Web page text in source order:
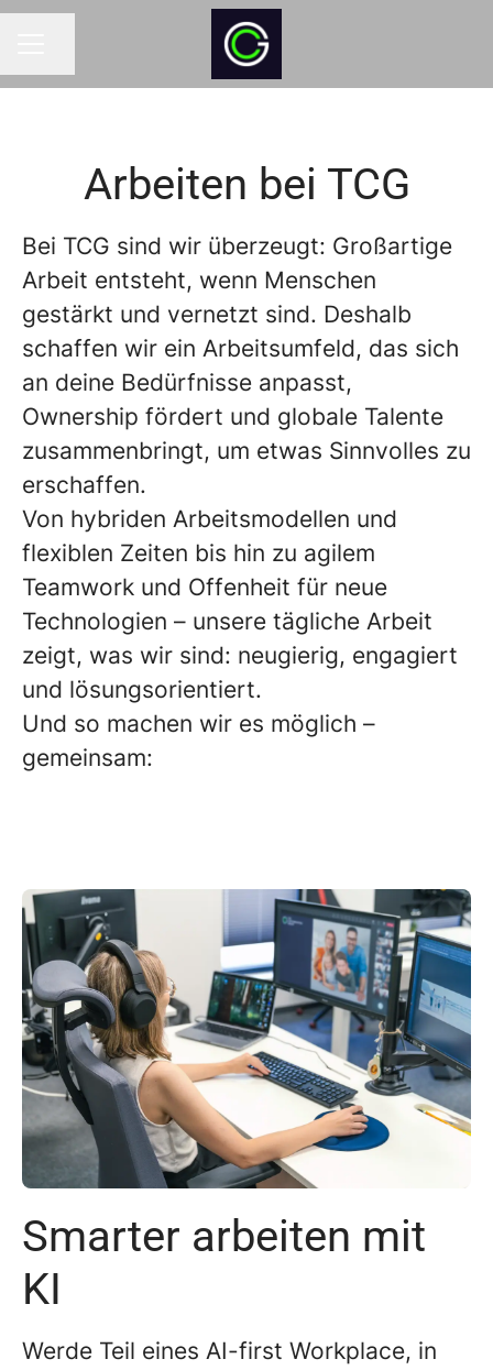
Arbeiten bei TCG
Bei TCG sind wir überzeugt: Großartige
Arbeit entsteht, wenn Menschen
gestärkt und vernetzt sind. Deshalb
schaffen wir ein Arbeitsumfeld, das sich
an deine Bedürfnisse anpasst,
Ownership fördert und globale Talente
zusammenbringt, um etwas Sinnvolles zu
erschaffen.
Von hybriden Arbeitsmodellen und
flexiblen Zeiten bis hin zu agilem
Teamwork und Offenheit für neue
Technologien – unsere tägliche Arbeit
zeigt, was wir sind: neugierig, engagiert
und lösungsorientiert.
Und so machen wir es möglich –
gemeinsam:
Smarter arbeiten mit
KI
Werde Teil eines AI-first Workplace, in